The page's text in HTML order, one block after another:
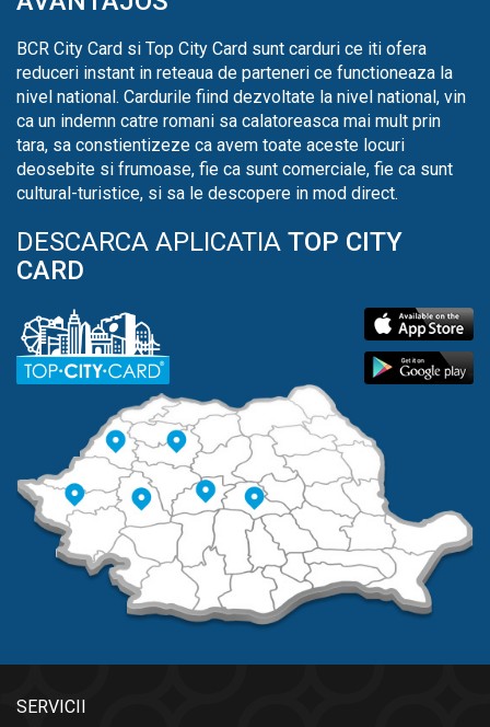
BCR City Card si Top City Card sunt carduri ce iti ofera
reduceri instant in reteaua de parteneri ce functioneaza la
nivel national. Cardurile fiind dezvoltate la nivel national, vin
ca un indemn catre romani sa calatoreasca mai mult prin
tara, sa constientizeze ca avem toate aceste locuri
deosebite si frumoase, fie ca sunt comerciale, fie ca sunt
cultural-turistice, si sa le descopere in mod direct.
DESCARCA APLICATIA TOP CITY
CARD
SERVICII